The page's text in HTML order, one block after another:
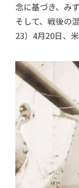
念に基づき、み
そして、戦後の
23）4月20日、